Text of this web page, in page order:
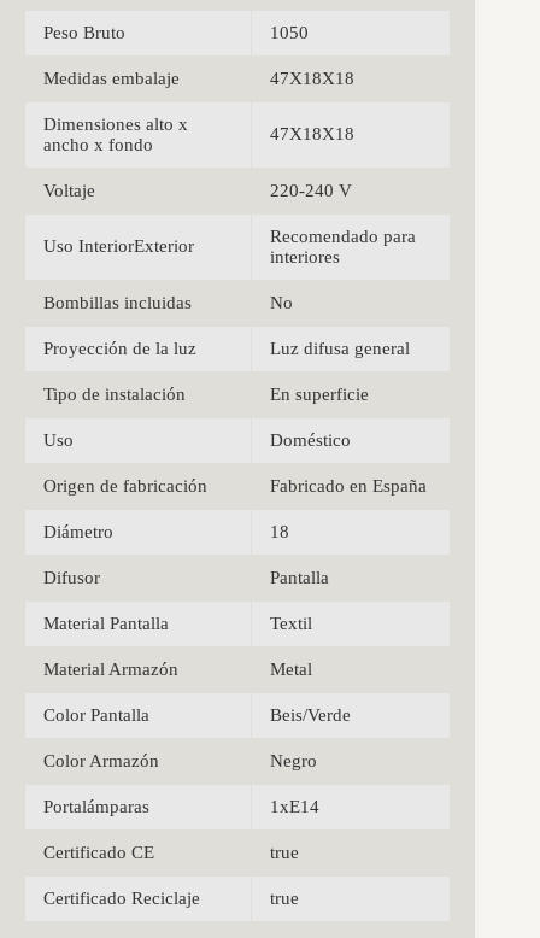
Peso Bruto 1050
Medidas embalaje 47X18X18
Dimensiones alto x
ancho x fondo
47X18X18
Voltaje 220-240 V
Uso InteriorExterior
Recomendado para
interiores
Bombillas incluidas No
Proyección de la luz Luz difusa general
Tipo de instalación En superficie
Uso Doméstico
Origen de fabricación Fabricado en España
Diámetro 18
Difusor Pantalla
Material Pantalla Textil
Material Armazón Metal
Color Pantalla Beis/Verde
Color Armazón Negro
Portalámparas 1xE14
Certificado CE true
Certificado Reciclaje true